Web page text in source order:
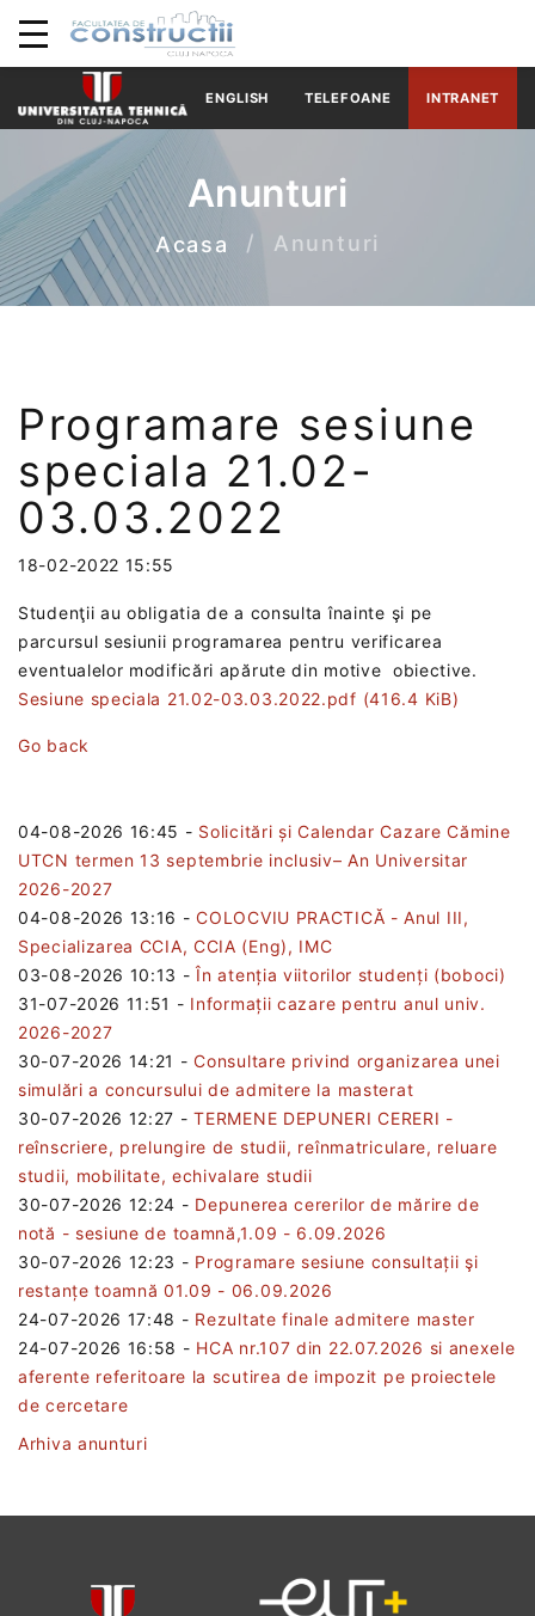
ENGLISH TELEFOANE INTRANET
Anunturi
Acasa Anunturi
Programare sesiune
speciala 21.02-
03.03.2022
18-02-2022 15:55
Studenţii au obligatia de a consulta înainte şi pe
parcursul sesiunii programarea pentru verificarea
eventualelor modificări apărute din motive obiective.
Sesiune speciala 21.02-03.03.2022.pdf (416.4 KiB)
Go back
04-08-2026 16:45 - Solicitări și Calendar Cazare Cămine
UTCN termen 13 septembrie inclusiv– An Universitar
2026-2027
04-08-2026 13:16 -COLOCVIU PRACTICĂ - Anul III,
Specializarea CCIA, CCIA (Eng), IMC
03-08-2026 10:13 -În atenția viitorilor studenți (boboci)
31-07-2026 11:51 - Informații cazare pentru anul univ.
2026-2027
30-07-2026 14:21 -Consultare privind organizarea unei
simulări a concursului de admitere la masterat
30-07-2026 12:27 -TERMENE DEPUNERI CERERI -
reînscriere, prelungire de studii, reînmatriculare, reluare
studii, mobilitate, echivalare studii
30-07-2026 12:24 - Depunerea cererilor de mărire de
notă - sesiune de toamnă,1.09 - 6.09.2026
30-07-2026 12:23 - Programare sesiune consultații şi
restanțe toamnă 01.09 - 06.09.2026
24-07-2026 17:48 - Rezultate finale admitere master
24-07-2026 16:58 - HCA nr.107 din 22.07.2026 si anexele
aferente referitoare la scutirea de impozit pe proiectele
de cercetare
Arhiva anunturi